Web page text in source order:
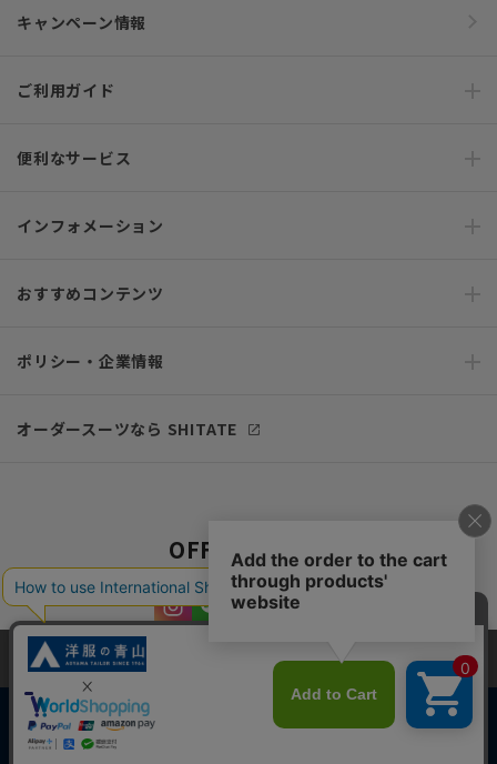
キャンペーン情報
ご利用ガイド
便利なサービス
インフォメーション
おすすめコンテンツ
ポリシー・企業情報
オーダースーツなら SHITATE
OFFICIAL SNS
当サイトでは、快適な閲覧体験とコンテンツ改善のためにCookieを使用
しています。閲覧を続けることで、Cookieの使用に同意したものとみな
します。詳細については